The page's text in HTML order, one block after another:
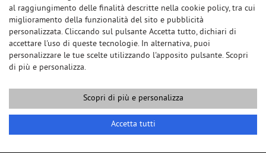
Galleano Riccardo
C.F/P.IVA:11480060018
Copyright © 2026 GestionaleAuto.com S.r.l., Tutti i diritti riservati -
Leggi l'informativa sulla privacy-Cookie Policy
al raggiungimento delle finalità descritte nella cookie policy, tra cui
miglioramento della funzionalità del sito e pubblicità
personalizzata. Cliccando sul pulsante Accetta tutto, dichiari di
accettare l'uso di queste tecnologie. In alternativa, puoi
personalizzare le tue scelte utilizzando l'apposito pulsante. Scopri
di più e personalizza.
Scopri di più e personalizza
Accetta tutti